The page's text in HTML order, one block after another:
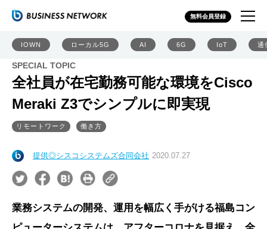
無料会員登録
IOWN ローカル5G AI 6G IoT 通
SPECIAL TOPIC
全社員が在宅勤務可能な環境をCisco
Meraki Z3でシンプルに即実現
リモートワーク 働き方
提供◎シスコシステムズ合同会社 2020.07.27
業務システムの開発、運用を幅広く手がける福島コン